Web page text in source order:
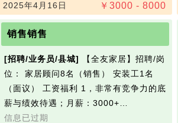
￥ 3000 - 8000
2025年4月16日
销售销售
[招聘/业务员/县城]
【全友家居】招聘/岗
位： 家居顾问8名（销售） 安装工1名
（面议） 工资福利 1，非常有竞争力的底
薪与绩效待遇；月薪：3000+…
信息已过期